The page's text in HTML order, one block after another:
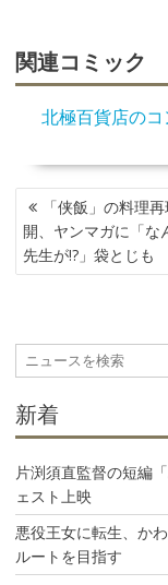
関連コミック
北極百貨店の
投
稿
ナ
ビ
シ
ョ
「侠飯」の料理
開、ヤンマガに「な
先生が!?」袋とじも
新着
片渕須直監督の短編
ェスト上映
悪役王女に転生、か
ルートを目指す